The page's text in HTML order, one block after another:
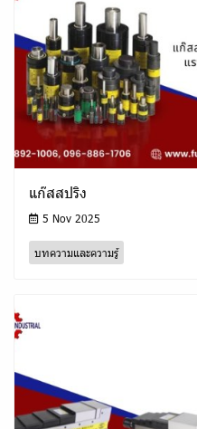
แก๊สสปริง
5 Nov 2025
บทความและความรู้